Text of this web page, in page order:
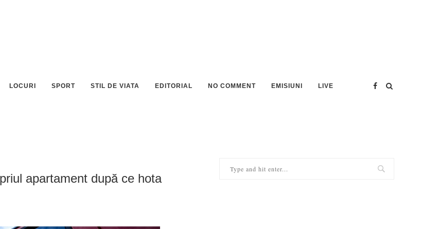
LOCURI SPORT STIL DE VIATA EDITORIAL NO COMMENT EMISIUNI LIVE
apartament după ce hota